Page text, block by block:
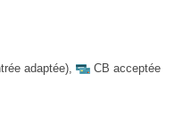
adaptée), CB acceptée